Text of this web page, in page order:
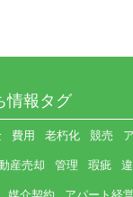
情報タグ
費用 老朽化 競売
産売却 管理 瑕疵